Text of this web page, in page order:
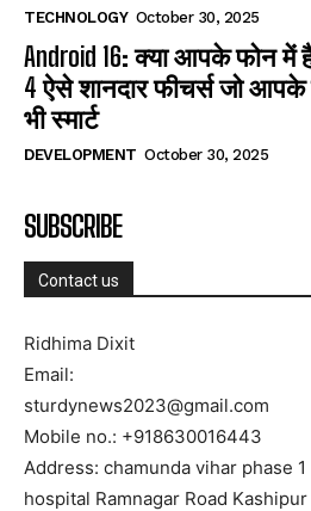
TECHNOLOGY October 30, 2025
Android 16: क्या आपके फोन में
4 ऐसे शानदार फीचर्स जो
भी स्मार्ट
DEVELOPMENT October 30, 2025
SUBSCRIBE
Contact us
Ridhima Dixit
Email:
sturdynews2023@gmail.com
Mobile no.: +918630016443
Address: chamunda vihar phase
hospital Ramnagar Road